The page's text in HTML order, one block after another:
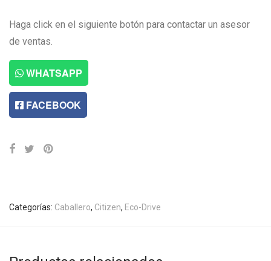
Haga click en el siguiente botón para contactar un asesor
de ventas.
WHATSAPP
FACEBOOK
Categorías: Caballero, Citizen, Eco-Drive